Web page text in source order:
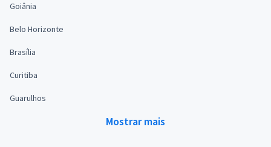
Goiânia
Belo Horizonte
Brasília
Curitiba
Guarulhos
Mostrar mais